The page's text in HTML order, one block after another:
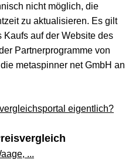
nicht möglich, die
zu aktualisieren. Es gilt
auf der Website des
Partnerprogramme von
metaspinner net GmbH an
eigentlich?
...